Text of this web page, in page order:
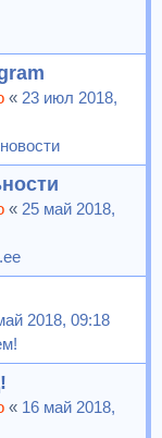
« 23 июл 2018,
« 25 май 2018,
2018, 09:18
« 16 май 2018,